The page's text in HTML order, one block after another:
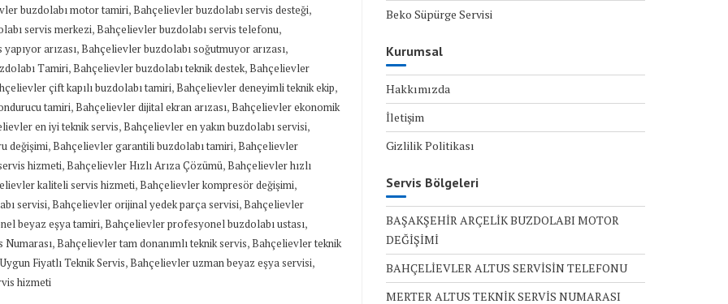
buzdolabı motor tamiri,Bahçelievler buzdolabı servis desteği,
servis merkezi,Bahçelievler buzdolabı servis telefonu,
arızası,Bahçelievler buzdolabı soğutmuyor arızası,
Tamiri,Bahçelievler buzdolabı teknik destek,Bahçelievler
çift kapılı buzdolabı tamiri,Bahçelievler deneyimli teknik ekip,
tamiri,Bahçelievler dijital ekran arızası,Bahçelievler ekonomik
en iyi teknik servis,Bahçelievler en yakın buzdolabı servisi,
değişimi,Bahçelievler garantili buzdolabı tamiri,Bahçelievler
hizmeti,Bahçelievler Hızlı Arıza Çözümü,Bahçelievler hızlı
kaliteli servis hizmeti,Bahçelievler kompresör değişimi,
servisi,Bahçelievler orijinal yedek parça servisi,Bahçelievler
beyaz eşya tamiri,Bahçelievler profesyonel buzdolabı ustası,
Numarası,Bahçelievler tam donanımlı teknik servis,Bahçelievler teknik
Fiyatlı Teknik Servis,Bahçelievler uzman beyaz eşya servisi,
hizmeti
Beko Süpürge Servisi
Kurumsal
Hakkımızda
İletişim
Gizlilik Politikası
Servis Bölgeleri
BAŞAKŞEHİR ARÇELİK BUZDOLABI MOTOR
DEĞİŞİMİ
BAHÇELİEVLER ALTUS SERVİSİN TELEFONU
MERTER ALTUS TEKNİK SERVİS NUMARASI